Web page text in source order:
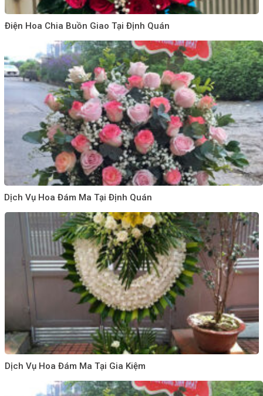
Điện Hoa Chia Buồn Giao Tại Định Quán
Dịch Vụ Hoa Đám Ma Tại Định Quán
Dịch Vụ Hoa Đám Ma Tại Gia Kiệm